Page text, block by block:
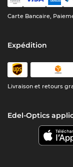
Carte Bancaire,
Expédition
Livraison et retours
Edel-Optics